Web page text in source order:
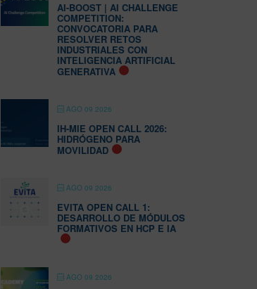
AI-BOOST | AI CHALLENGE
COMPETITION:
CONVOCATORIA PARA
RESOLVER RETOS
INDUSTRIALES CON
INTELIGENCIA ARTIFICIAL
GENERATIVA
AGO 09 2026
IH-MIE OPEN CALL 2026:
HIDRÓGENO PARA
MOVILIDAD
AGO 09 2026
EVITA OPEN CALL 1:
DESARROLLO DE MÓDULOS
FORMATIVOS EN HCP E IA
AGO 09 2026